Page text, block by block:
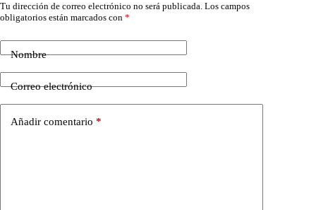
Tu dirección de correo electrónico no será publicada. Los campos
obligatorios están marcados con *
Nombre
Correo electrónico
Añadir comentario *